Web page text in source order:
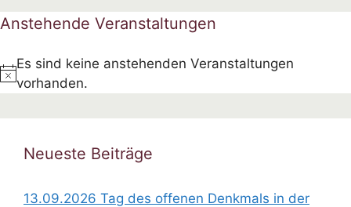
Anstehende Veranstaltungen
H
n
Es sind keine anstehenden Veranstaltungen
vorhanden.
Neueste Beiträge
13.09.2026 Tag des offenen Denkmals in der